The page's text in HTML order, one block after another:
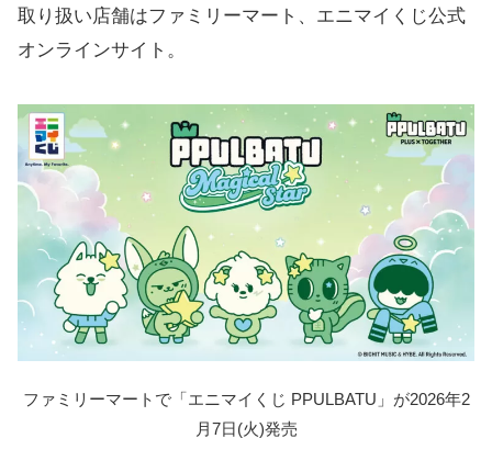
取り扱い店舗はファミリーマート、エニマイくじ公式
オンラインサイト。
ファミリーマートで「エニマイくじ PPULBATU」が2026年2
月7日(火)発売